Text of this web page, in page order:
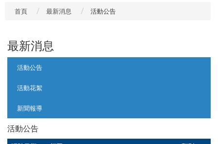
首頁 最新消息 活動公告
最新消息
活動公告
活動花絮
新聞報導
活動公告